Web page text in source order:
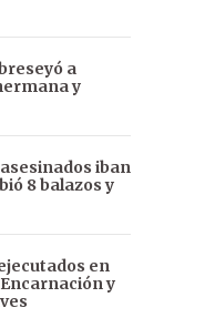
a
y
iban
8 balazos y
en
y